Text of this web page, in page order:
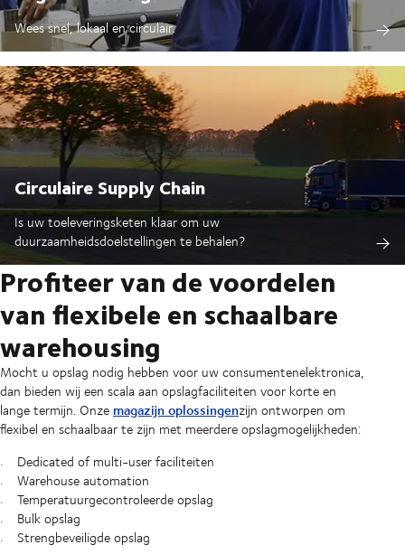
Wees snel, lokaal en circulair.
Circulaire Supply Chain
Is uw toeleveringsketen klaar om uw
duurzaamheidsdoelstellingen te behalen?
Profiteer van de voordelen
van flexibele en schaalbare
warehousing
Mocht u opslag nodig hebben voor uw consumentenelektronica,
dan bieden wij een scala aan opslagfaciliteiten voor korte en
lange termijn. Onze magazijn oplossingenzijn ontworpen om
flexibel en schaalbaar te zijn met meerdere opslagmogelijkheden:
Dedicated of multi-user faciliteiten
Warehouse automation
Temperatuurgecontroleerde opslag
Bulk opslag
Strengbeveiligde opslag